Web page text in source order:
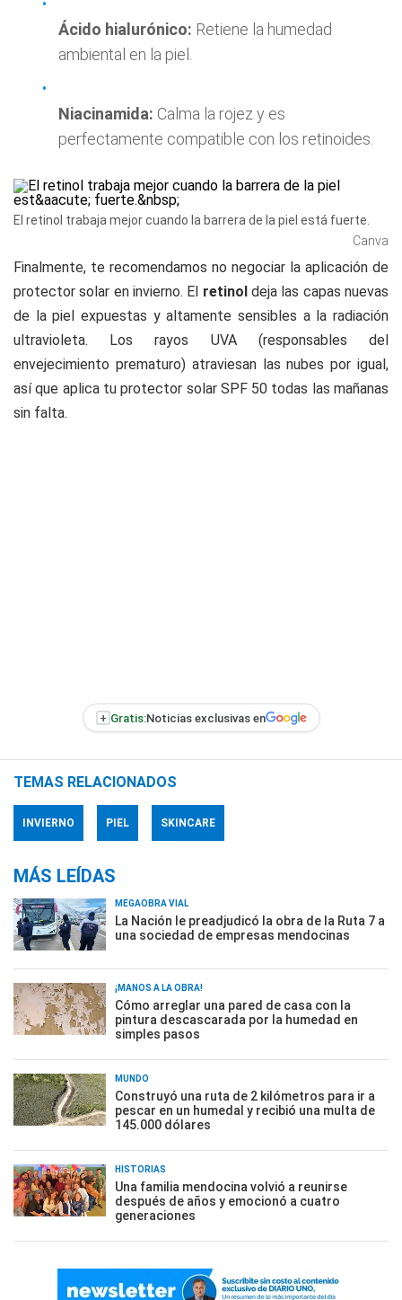
Ácido hialurónico: Retiene la humedad
ambiental en la piel.
Niacinamida: Calma la rojez y es
perfectamente compatible con los retinoides.
El retinol trabaja mejor cuando la barrera de la piel está fuerte.
Canva
Finalmente, te recomendamos no negociar la aplicación de
protector solar en invierno. El retinoldeja las capas nuevas
de la piel expuestas y altamente sensibles a la radiación
ultravioleta. Los rayos UVA (responsables del
envejecimiento prematuro) atraviesan las nubes por igual,
así que aplica tu protector solar SPF 50 todas las mañanas
sin falta.
+ Gratis:Noticias exclusivas en
TEMAS RELACIONADOS
INVIERNO PIEL SKINCARE
MÁS LEÍDAS
MEGAOBRA VIAL
La Nación le preadjudicó la obra de la Ruta 7 a
una sociedad de empresas mendocinas
¡MANOS A LA OBRA!
Cómo arreglar una pared de casa con la
pintura descascarada por la humedad en
simples pasos
MUNDO
Construyó una ruta de 2 kilómetros para ir a
pescar en un humedal y recibió una multa de
145.000 dólares
HISTORIAS
Una familia mendocina volvió a reunirse
después de años y emocionó a cuatro
generaciones